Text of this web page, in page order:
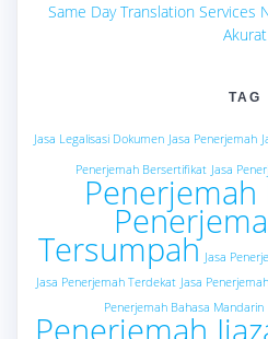
Same Day Translation Services
Akurat
TAG
Jasa Legalisasi Dokumen Jasa Penerjemah
Penerjemah Bersertifikat Jasa
Penerjemah
Tersumpah Jasa
Jasa Penerjemah Terdekat Jasa
Penerjemah Bahasa Mandarin